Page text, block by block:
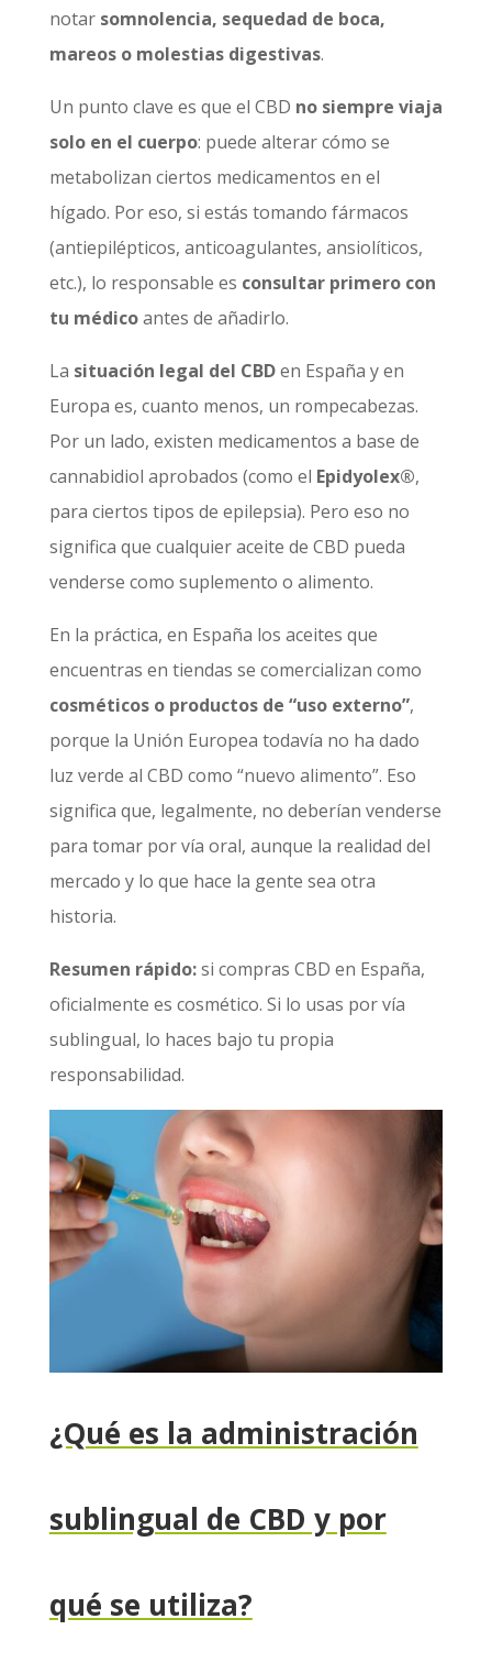
notar somnolencia, sequedad de boca,
mareos o molestias digestivas.
Un punto clave es que el CBD no siempre viaja
solo en el cuerpo: puede alterar cómo se
metabolizan ciertos medicamentos en el
hígado. Por eso, si estás tomando fármacos
(antiepilépticos, anticoagulantes, ansiolíticos,
etc.), lo responsable es consultar primero con
tu médicoantes de añadirlo.
La situación legal del CBDen España y en
Europa es, cuanto menos, un rompecabezas.
Por un lado, existen medicamentos a base de
cannabidiol aprobados (como el Epidyolex®,
para ciertos tipos de epilepsia). Pero eso no
significa que cualquier aceite de CBD pueda
venderse como suplemento o alimento.
En la práctica, en España los aceites que
encuentras en tiendas se comercializan como
cosméticos o productos de “uso externo”,
porque la Unión Europea todavía no ha dado
luz verde al CBD como “nuevo alimento”. Eso
significa que, legalmente, no deberían venderse
para tomar por vía oral, aunque la realidad del
mercado y lo que hace la gente sea otra
historia.
Resumen rápido:si compras CBD en España,
oficialmente es cosmético. Si lo usas por vía
sublingual, lo haces bajo tu propia
responsabilidad.
¿Qué es la administración
sublingual de CBD y por
qué se utiliza?